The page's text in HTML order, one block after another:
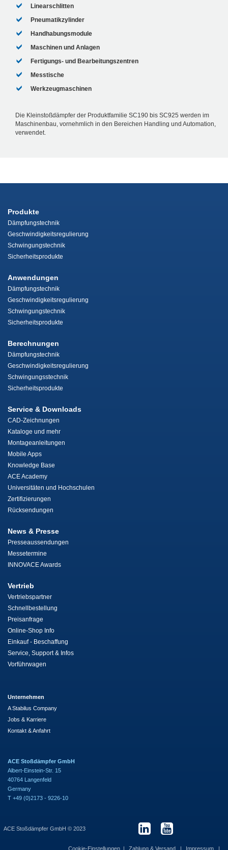
Linearschlitten
Pneumatikzylinder
Handhabungsmodule
Maschinen und Anlagen
Fertigungs- und Bearbeitungszentren
Messtische
Werkzeugmaschinen
Die Kleinstoßdämpfer der Produktfamilie SC190 bis SC925 werden im
Maschinenbau, vornehmlich in den Bereichen Handling und Automation,
verwendet.
Produkte
Dämpfungstechnik
Geschwindigkeitsregulierung
Schwingungstechnik
Sicherheitsprodukte
Anwendungen
Dämpfungstechnik
Geschwindigkeitsregulierung
Schwingungstechnik
Sicherheitsprodukte
Berechnungen
Dämpfungstechnik
Geschwindigkeitsregulierung
Schwingungsstechnik
Sicherheitsprodukte
Service & Downloads
CAD-Zeichnungen
Kataloge und mehr
Montageanleitungen
Mobile Apps
Knowledge Base
ACE Academy
Universitäten und Hochschulen
Zertifizierungen
Rücksendungen
News & Presse
Presseaussendungen
Messetermine
INNOVACE Awards
Vertrieb
Vertriebspartner
Schnellbestellung
Preisanfrage
Online-Shop Info
Einkauf - Beschaffung
Service, Support & Infos
Vorführwagen
Unternehmen
A Stabilus Company
Jobs & Karriere
Kontakt & Anfahrt
ACE Stoßdämpfer GmbH
Albert-Einstein-Str. 15
40764 Langenfeld
Germany
T +49 (0)2173 - 9226-10
ACE Stoßdämpfer GmbH © 2023
Cookie-Einstellungen Zahlung & Versand Impressum